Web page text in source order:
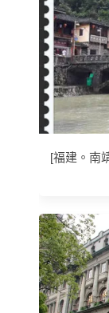
[福建。南